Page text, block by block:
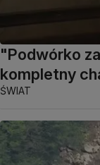
"Podwórko
kompletny
ŚWIAT